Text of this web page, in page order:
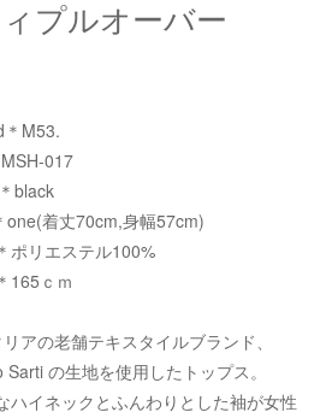
プルオーバー
M53.
017
black
one(着丈70cm,身幅57cm)
ポリエステル100%
165ｃｍ
アの老舗テキスタイルブランド、
Sarti の生地を使用したトップス。
ハイネックとふんわりとした袖が女性